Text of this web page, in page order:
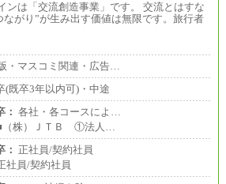
ンは「交流創造事業」です。 交流とはすな
ながり”が生み出す価値は無限です。旅行者
・マスコミ関連・広告…
(既卒3年以内可)・中途
： 各社・各コースによ…
（株）ＪＴＢ ①法人…
： 正社員/契約社員
社員/契約社員